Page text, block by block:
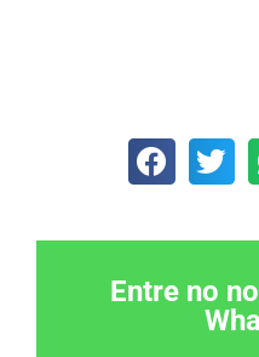
Entre no